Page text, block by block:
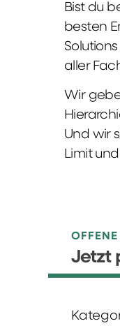
Bist du
besten
aller
Wir
Und wir
Limit
OFFENE
Jetzt